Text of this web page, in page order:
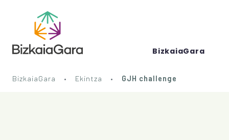
BizkaiaGara
BizkaiaGara Ekintza GJH challenge